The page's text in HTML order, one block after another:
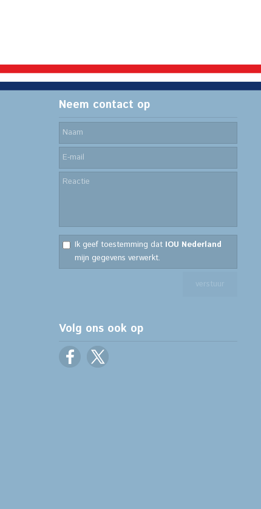
Neem contact op
Ik geef toestemming dat IOU Nederland
mijn gegevens verwerkt.
Volg ons ook op